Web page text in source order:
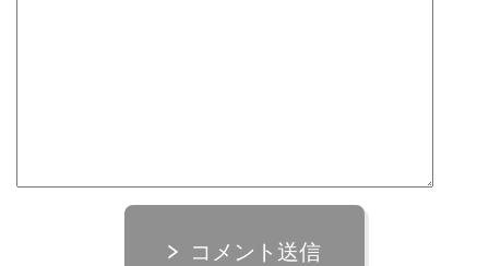
コメント送信